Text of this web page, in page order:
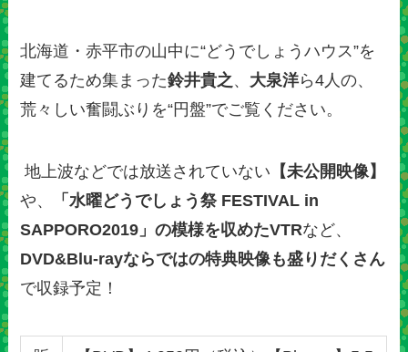
北海道・赤平市の山中に“どうでしょうハウス”を
建てるため集まった鈴井貴之、 大泉洋ら4人の、
荒々しい奮闘ぶりを“円盤”でご覧ください。
地上波などでは放送されていない 【未公開映像】
や、
「水曜どうでしょう祭 FESTIVAL in
SAPPORO2019」の模様を収めたVTRなど、
DVD&Blu-rayならではの特典映像も盛りだくさん
で収録予定！